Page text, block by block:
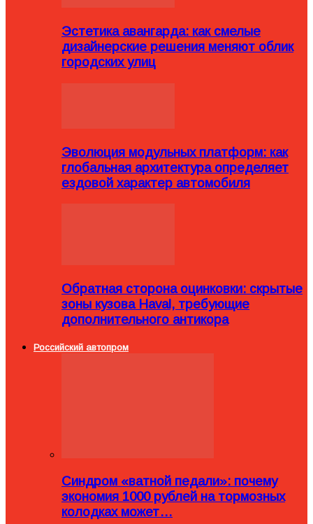
Эстетика авангарда: как смелые
дизайнерские решения меняют облик
городских улиц
Эволюция модульных платформ: как
глобальная архитектура определяет
ездовой характер автомобиля
Обратная сторона оцинковки: скрытые
зоны кузова Haval, требующие
дополнительного антикора
Российский автопром
Синдром «ватной педали»: почему
экономия 1000 рублей на тормозных
колодках может…